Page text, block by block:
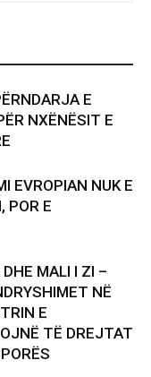
E
NXËNËSIT E
EVROPIAN NUK E
POR E
MALI I ZI –
NË
E
TË DREJTAT